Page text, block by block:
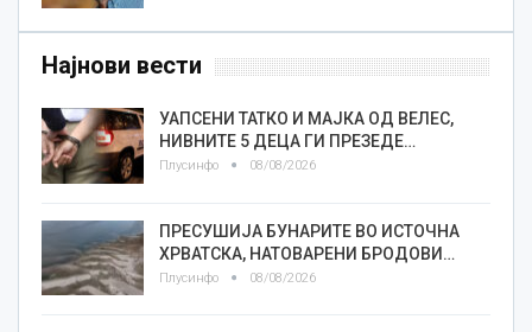
Најнови вести
УАПСЕНИ ТАТКО И МАЈКА ОД ВЕЛЕС,
НИВНИТЕ 5 ДЕЦА ГИ ПРЕЗЕДЕ…
Плусинфо 08/08/2026
ПРЕСУШИЈА БУНАРИТЕ ВО ИСТОЧНА
ХРВАТСКА, НАТОВАРЕНИ БРОДОВИ…
Плусинфо 08/08/2026